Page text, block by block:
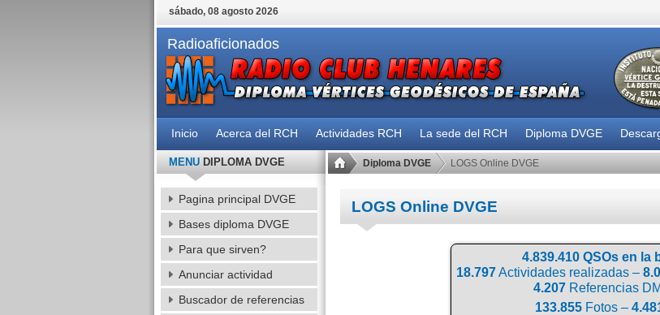
sábado, 08 agosto 2026
Radioaficionados
Inicio Acerca del RCH Actividades RCH La sede del RCH Diploma DVGE
Diploma DVGE LOGS Online DVGE
LOGS Online DVGE
4.839.410 QSOs en la
18.797Actividades realizadas –
4.207Referencias
133.855 Fotos –
MENUDIPLOMA DVGE
Pagina principal DVGE
Bases diploma DVGE
Para que sirven?
Anunciar actividad
Buscador de referencias